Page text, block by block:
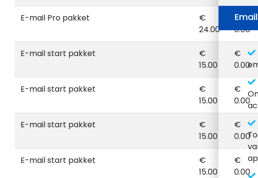
E-mail Pro pakket
€
24.00
€
0.00
E-mail start pakket
€
15.00
€
0.00
E-mail start pakket
€
15.00
€
0.00
E-mail start pakket
€
15.00
€
0.00
E-mail start pakket
€
15.00
€
0.00